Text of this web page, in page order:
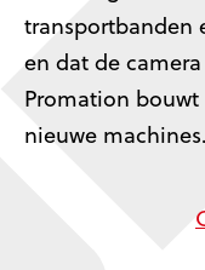
transportbanden
en dat de
Promation
nieuwe machines.